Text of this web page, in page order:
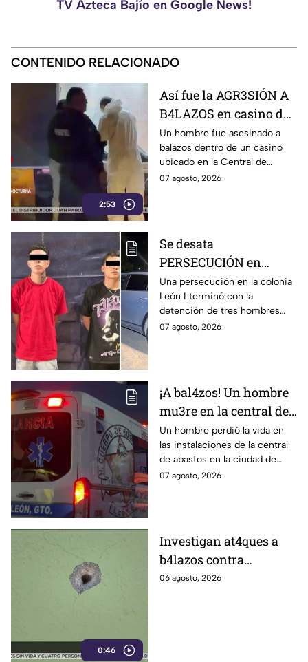
TV Azteca Bajío en Google News!
CONTENIDO RELACIONADO
2:53
Así fue la AGR3SIÓN A
B4LAZOS en casino de
la Central de Abastos
que cobró la v1da de un
hombre, en León
Un hombre fue asesinado a
balazos dentro de un casino
ubicado en la Central de
Abastos de León. Sujetos
07 agosto, 2026
Se desata
PERSECUCIÓN en
colonia León I: Así
IDENTIFICARON y
DETUVIERON a tres
hombres, en León
Una persecución en la colonia
León I terminó con la
detención de tres hombres
que viajaban en una
07 agosto, 2026
¡A bal4zos! Un hombre
mu3re en la central de
abastos; esto es lo que
se sabe
Un hombre perdió la vida en
las instalaciones de la central
de abastos en la ciudad de
León, tras ser víctima de un
07 agosto, 2026
0:46
Investigan at4ques a
b4lazos contra
distintos domicilios en
06 agosto, 2026